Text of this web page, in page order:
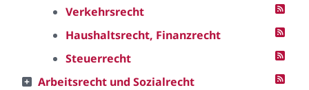
Verkehrsrecht
Haushaltsrecht, Finanzrecht
Steuerrecht
Arbeitsrecht und Sozialrecht